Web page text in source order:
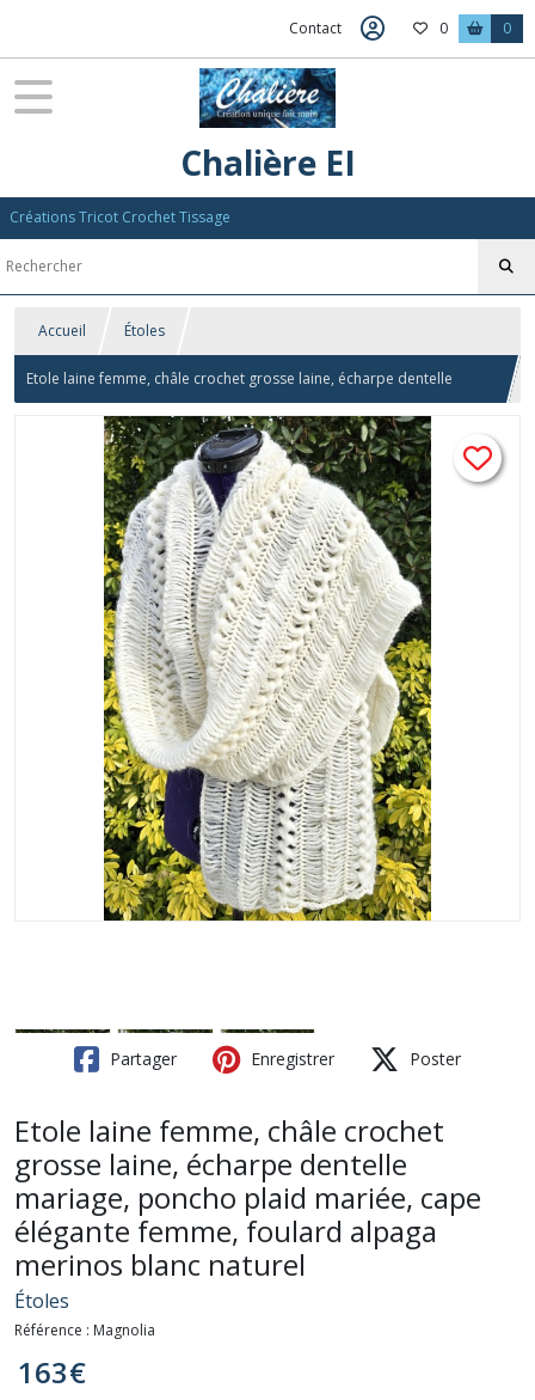
Contact 0 0
Chalière EI
Créations Tricot Crochet Tissage
Accueil Étoles
Etole laine femme, châle crochet grosse laine, écharpe dentelle
mariage, poncho plaid mariée, cape élégante femme, foulard alpaga
merinos blanc naturel
Partager Enregistrer Poster
Etole laine femme, châle crochet
grosse laine, écharpe dentelle
mariage, poncho plaid mariée, cape
élégante femme, foulard alpaga
merinos blanc naturel
Étoles
Référence : Magnolia
163€